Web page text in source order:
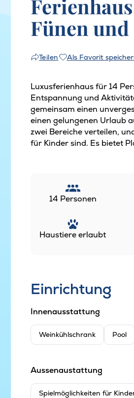
Fünen
Teilen Als Favorit
Luxusferienhaus für 14
Entspannung und
gemeinsam einen
einen gelungenen Urlaub
zwei Bereiche verteilen,
für Kinder sind. Es bietet
14 Personen
Haustiere erlaubt
Einrichtung
Innenausstattung
Weinkühlschrank Pool
Aussenaustattung
Spielmöglichkeiten für